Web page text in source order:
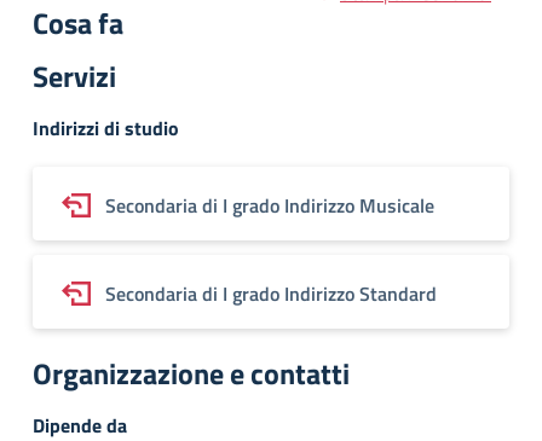
Cosa fa
Servizi
Indirizzi di studio
Secondaria di I grado Indirizzo Musicale
Secondaria di I grado Indirizzo Standard
Organizzazione e contatti
Dipende da